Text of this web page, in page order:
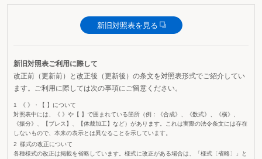
新旧対照表を見る
新旧対照表ご利用に際して
改正前（更新前）と改正後（更新後）の条文を対照表形式でご紹介してい
ます。ご利用に際しては次の事項にご留意ください。
《 》・【 】について
対照表中には、《 》や【 】で囲まれている箇所（例：《合成》、《数式》、《横》、
《振分》、【ブレス】、【体裁加工】など）があります。これは実際の法令条文には存在
しないもので、本来の表示とは異なることを示しています。
様式の改正について
各種様式の改正は掲載を省略しています。様式に改正がある場合は、「様式〔省略〕」と